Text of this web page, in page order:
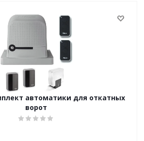
автоматики для откатных
ворот